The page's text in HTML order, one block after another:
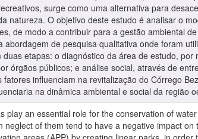
surge como uma alternativa para
natureza. O objetivo deste estudo é analisar o
de modo a contribuir para a gestão ambiental
de pesquisa qualitativa onde foram
etapas: o diagnóstico da área de estudo,
órgãos públicos; e análise social, através de
influenciam na revitalização do Córrego
na dinâmica ambiental e social da região
play an essential role for the conservation of
of them tend to have a negative impact